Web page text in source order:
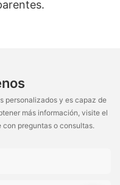
personalizados y es capaz de
más información, visite el
preguntas o consultas.